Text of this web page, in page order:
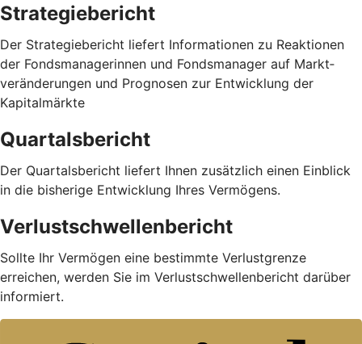
Strategiebericht
Der Strategiebericht liefert Informationen zu Reaktionen
der Fondsmanagerinnen und Fondsmanager auf Markt­
veränderungen und Prognosen zur Entwicklung der
Kapitalmärkte
Quartalsbericht
Der Quartalsbericht liefert Ihnen zusätzlich einen Einblick
in die bisherige Entwicklung Ihres Vermögens.
Verlustschwellenbericht
Sollte Ihr Vermögen eine bestimmte Verlustgrenze
erreichen, werden Sie im Verlustschwellenbericht darüber
informiert.